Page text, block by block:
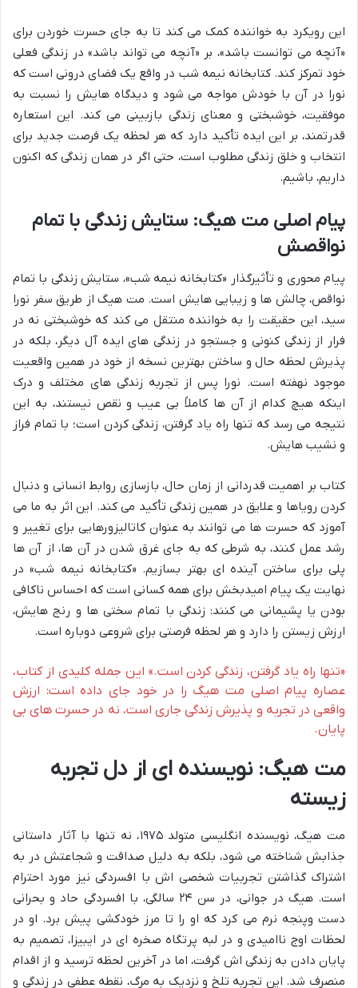
این رویکرد به خواننده کمک می کند تا به جای حسرت خوردن برای
«آنچه می توانست باشد»، بر «آنچه می تواند باشد» در زندگی فعلی
خود تمرکز کند. کتابخانه نیمه شب در واقع یک فضای درونی است که
نورا در آن با خودش مواجه می شود و دیدگاه هایش را نسبت به
موفقیت، خوشبختی و معنای زندگی بازبینی می کند. این استعاره
قدرتمند، بر این ایده تأکید دارد که هر لحظه یک فرصت جدید برای
انتخاب و خلق زندگی مطلوب است، حتی اگر در همان زندگی که اکنون
داریم، باشیم.
پیام اصلی مت هیگ: ستایش زندگی با تمام
نواقصش
پیام محوری و تأثیرگذار «کتابخانه نیمه شب»، ستایش زندگی با تمام
نواقص، چالش ها و زیبایی هایش است. مت هیگ از طریق سفر نورا
سید، این حقیقت را به خواننده منتقل می کند که خوشبختی نه در
فرار از زندگی کنونی و جستجو در زندگی های ایده آل دیگر، بلکه در
پذیرش لحظه حال و ساختن بهترین نسخه از خود در همین واقعیت
موجود نهفته است. نورا پس از تجربه زندگی های مختلف و درک
اینکه هیچ کدام از آن ها کاملاً بی عیب و نقص نیستند، به این
نتیجه می رسد که تنها راه یاد گرفتن، زندگی کردن است؛ با تمام فراز
و نشیب هایش.
کتاب بر اهمیت قدردانی از زمان حال، بازسازی روابط انسانی و دنبال
کردن رویاها و علایق در همین زندگی تأکید می کند. این اثر به ما می
آموزد که حسرت ها می توانند به عنوان کاتالیزورهایی برای تغییر و
رشد عمل کنند، به شرطی که به جای غرق شدن در آن ها، از آن ها
پلی برای ساختن آینده ای بهتر بسازیم. «کتابخانه نیمه شب» در
نهایت یک پیام امیدبخش برای همه کسانی است که احساس ناکافی
بودن یا پشیمانی می کنند: زندگی با تمام سختی ها و رنج هایش،
ارزش زیستن را دارد و هر لحظه فرصتی برای شروعی دوباره است.
«تنها راه یاد گرفتن، زندگی کردن است.» این جمله کلیدی از کتاب،
عصاره پیام اصلی مت هیگ را در خود جای داده است: ارزش
واقعی در تجربه و پذیرش زندگی جاری است، نه در حسرت های بی
پایان.
مت هیگ: نویسنده ای از دل تجربه
زیسته
مت هیگ، نویسنده انگلیسی متولد ۱۹۷۵، نه تنها با آثار داستانی
جذابش شناخته می شود، بلکه به دلیل صداقت و شجاعتش در به
اشتراک گذاشتن تجربیات شخصی اش با افسردگی نیز مورد احترام
است. هیگ در جوانی، در سن ۲۴ سالگی، با افسردگی حاد و بحرانی
دست وپنجه نرم می کرد که او را تا مرز خودکشی پیش برد. او در
لحظات اوج ناامیدی و در لبه پرتگاه صخره ای در ایبیزا، تصمیم به
پایان دادن به زندگی اش گرفت، اما در آخرین لحظه ترسید و از اقدام
منصرف شد. این تجربه تلخ و نزدیک به مرگ، نقطه عطفی در زندگی و